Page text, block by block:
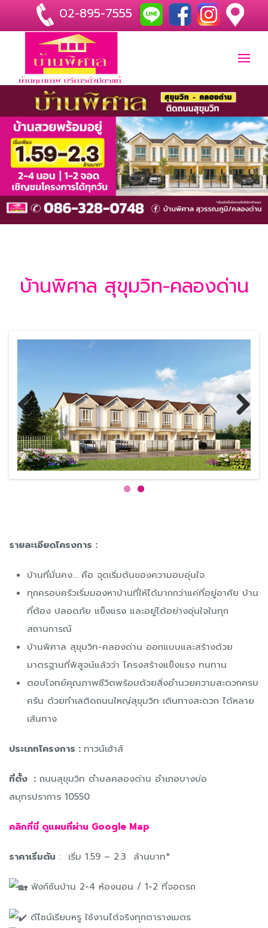
บ้านพิศาล สุขุมวิท-คลองด่าน
Previous Next
รายละเอียดโครงการ :
บ้านที่มั่นคง… คือ จุดเริ่มต้นของความอบอุ่นใจ
ทุกครอบครัวเริ่มมองหาบ้านที่ให้ได้มากกว่าแค่ที่อยู่อาศัย บ้าน
ที่ต้อง ปลอดภัย แข็งแรง และอยู่ได้อย่างอุ่นใจในทุก
สถานการณ์
บ้านพิศาล สุขุมวิท-คลองด่าน ออกแบบและสร้างด้วย
มาตรฐานที่พิสูจน์แล้วว่า โครงสร้างแข็งแรง ทนทาน
ตอบโจทย์คุณภาพชีวิตพร้อมด้วยสิ่งอำนวยความสะดวกครบ
ครัน ด้วยทำเลติดถนนใหญ่สุขุมวิท เดินทางสะดวก ได้หลาย
เส้นทาง
ประเภทโครงการ : ทาวน์เฮ้าส์
ที่ตั้ง : ถนนสุขุมวิท ตำบลคลองด่าน อำเภอบางบ่อ
สมุทรปราการ 10550
คลิกที่นี่ ดูแผนที่ผ่าน Google Map
ราคาเริ่มต้น : ️ เริ่ม 1.59 – 2.3 ล้านบาท*
ฟังก์ชันบ้าน 2-4 ห้องนอน / 1-2 ที่จอดรถ
ดีไซน์เรียบหรู ใช้งานได้จริงทุกตารางเมตร
02-895-7555